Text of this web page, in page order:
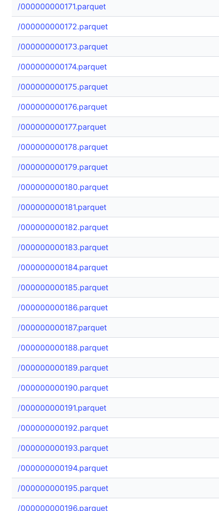
/000000000171.parquet
/000000000172.parquet
/000000000173.parquet
/000000000174.parquet
/000000000175.parquet
/000000000176.parquet
/000000000177.parquet
/000000000178.parquet
/000000000179.parquet
/000000000180.parquet
/000000000181.parquet
/000000000182.parquet
/000000000183.parquet
/000000000184.parquet
/000000000185.parquet
/000000000186.parquet
/000000000187.parquet
/000000000188.parquet
/000000000189.parquet
/000000000190.parquet
/000000000191.parquet
/000000000192.parquet
/000000000193.parquet
/000000000194.parquet
/000000000195.parquet
/000000000196.parquet